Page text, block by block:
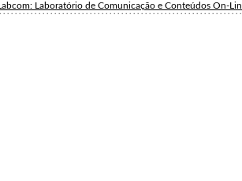
Labcom: Laboratório de Comunicação e Conteúdos On-